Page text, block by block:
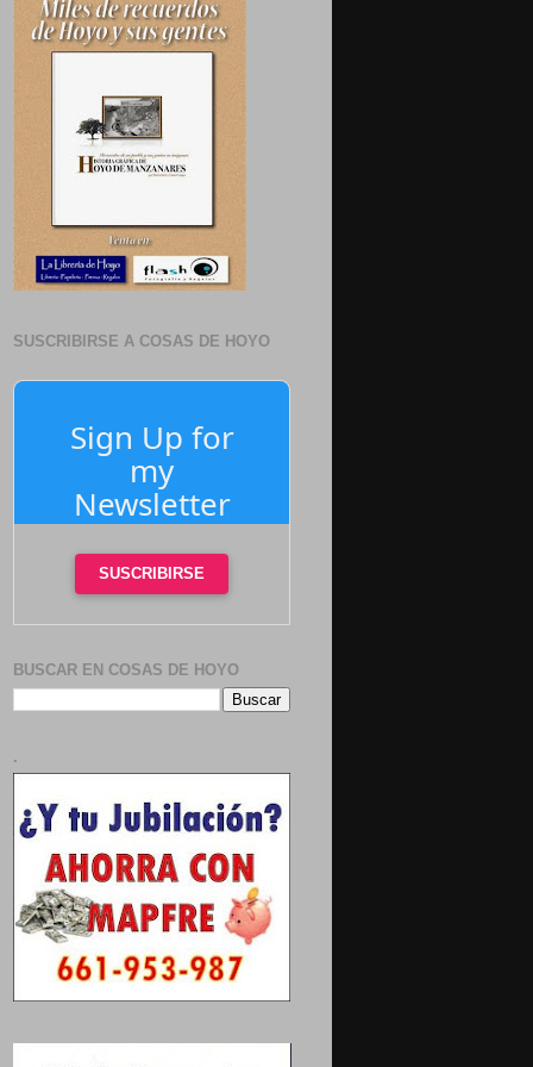
SUSCRIBIRSE A COSAS DE HOYO
Sign Up for
my
Newsletter
SUSCRIBIRSE
BUSCAR EN COSAS DE HOYO
.